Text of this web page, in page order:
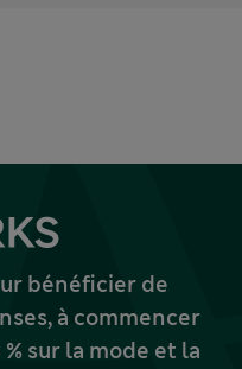
bénéficier de
à commencer
sur la mode et la